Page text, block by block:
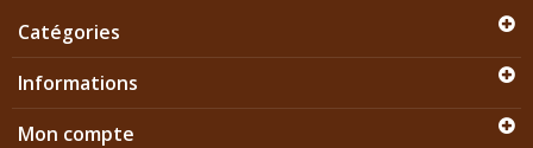
Catégories
Informations
Mon compte